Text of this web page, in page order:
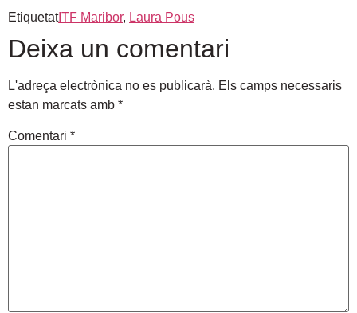
EtiquetatITF Maribor, Laura Pous
Deixa un comentari
L'adreça electrònica no es publicarà. Els camps necessaris
estan marcats amb *
Comentari *